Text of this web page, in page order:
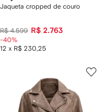
Jaqueta cropped de couro
R$ 4.599 R$ 2.763
12 x R$ 230,25
-40%